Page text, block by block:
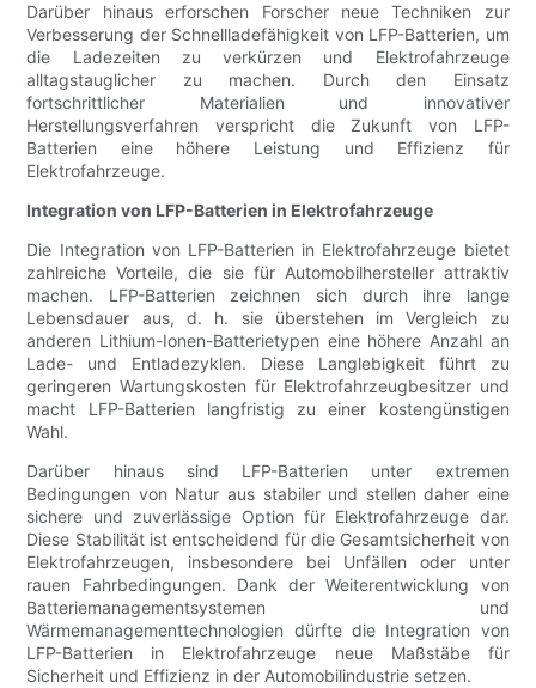
Darüber hinaus erforschen Forscher neue Techniken zur
Verbesserung der Schnellladefähigkeit von LFP-Batterien, um
die Ladezeiten zu verkürzen und Elektrofahrzeuge
alltagstauglicher zu machen. Durch den Einsatz
fortschrittlicher Materialien und innovativer
Herstellungsverfahren verspricht die Zukunft von LFP-
Batterien eine höhere Leistung und Effizienz für
Elektrofahrzeuge.
Integration von LFP-Batterien in Elektrofahrzeuge
Die Integration von LFP-Batterien in Elektrofahrzeuge bietet
zahlreiche Vorteile, die sie für Automobilhersteller attraktiv
machen. LFP-Batterien zeichnen sich durch ihre lange
Lebensdauer aus, d. h. sie überstehen im Vergleich zu
anderen Lithium-Ionen-Batterietypen eine höhere Anzahl an
Lade- und Entladezyklen. Diese Langlebigkeit führt zu
geringeren Wartungskosten für Elektrofahrzeugbesitzer und
macht LFP-Batterien langfristig zu einer kostengünstigen
Wahl.
Darüber hinaus sind LFP-Batterien unter extremen
Bedingungen von Natur aus stabiler und stellen daher eine
sichere und zuverlässige Option für Elektrofahrzeuge dar.
Diese Stabilität ist entscheidend für die Gesamtsicherheit von
Elektrofahrzeugen, insbesondere bei Unfällen oder unter
rauen Fahrbedingungen. Dank der Weiterentwicklung von
Batteriemanagementsystemen und
Wärmemanagementtechnologien dürfte die Integration von
LFP-Batterien in Elektrofahrzeuge neue Maßstäbe für
Sicherheit und Effizienz in der Automobilindustrie setzen.